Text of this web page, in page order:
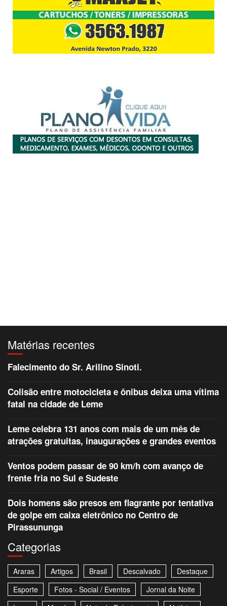
Matérias recentes
Falecimento do Sr. Arilino Sinoti.
Colisão entre motocicleta e ônibus deixa uma vítima
fatal na cidade de Leme
Leme celebra 131 anos com mais de um mês de
atrações gratuitas, inaugurações e grandes eventos
Ventos podem passar de 90 km/h com avanço de
frente fria no Sul e Sudeste
Dois homens são presos em flagrante por tentativa
de golpe em caixa eletrônico no Centro de
Pirassununga
Categorias
Araras Artigos Brasil Descalvado
Destaque
Esporte
Fotos - Social / Eventos
Jornal da Noite